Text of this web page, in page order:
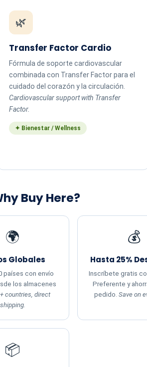
🌿
Transfer Factor Cardio
Fórmula de soporte cardiovascular
combinada con Transfer Factor para el
cuidado del corazón y la circulación.
Cardiovascular support with Transfer
Factor.
✦ Bienestar / Wellness
Buy Here?
🌍
Globales
países con envío
los almacenes
countries, direct
shipping.
💰
Hasta 25%
Inscríbete gratis
Preferente y
pedido. Save on
📦